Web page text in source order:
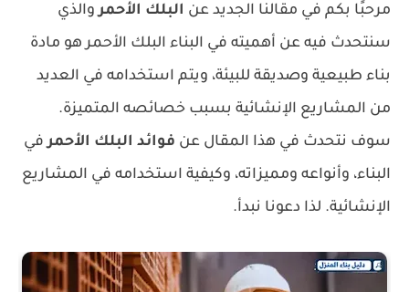
مرحبًا بكم في مقالنا الجديد عن البلك الأحمروالذي
سنتحدث فيه عن أهميته في البناء البلك الأحمر هو مادة
بناء طبيعية وصديقة للبيئة، ويتم استخدامه في العديد
من المشاريع الإنشائية بسبب خصائصه المتميزة.
سوف نتحدث في هذا المقال عن فوائد البلك الأحمرفي
البناء، وأنواعه ومميزاته، وكيفية استخدامه في المشاريع
الإنشائية. لذا دعونا نبدأ.